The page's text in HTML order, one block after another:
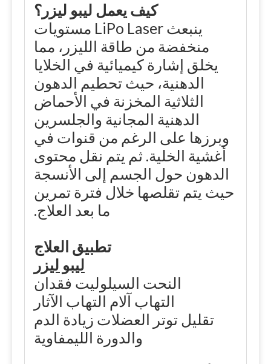
كيف يعمل ليبو ليزر؟
ينبعث LiPo Laser مستويات
منخفضة من طاقة الليزر، مما
يخلق إشارة كيميائية في الخلايا
الدهنية، حيث تحطيم الدهون
الثلاثية المخزنة في الأحماض
الدهنية المجانية والجلسرين
وبرزها على الرغم من قنوات في
أغشية الخلية. ثم يتم نقل محتوى
الدهون حول الجسم إلى الأنسجة
حيث يتم تقلصها خلال فترة تمرين
ما بعد العلاج.
تطبيق العلاج
ليبو ليزر
النحت السيلوليت فقدان
التهاب آلام التهاب الآثار
تقليل توتر العضلات زيادة الدم
والدورة الليمفاوية